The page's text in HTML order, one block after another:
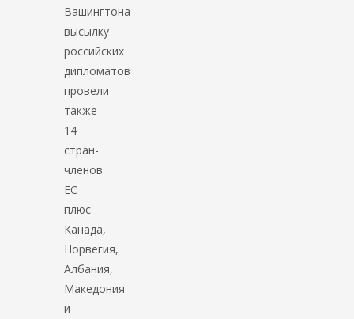
Вашингтона
высылку
российских
дипломатов
провели
также
14
стран-
членов
ЕС
плюс
Канада,
Норвегия,
Албания,
Македония
и